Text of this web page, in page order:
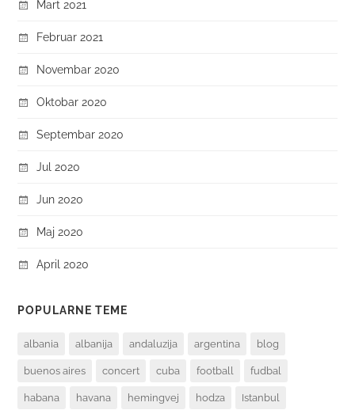
Mart 2021
Februar 2021
Novembar 2020
Oktobar 2020
Septembar 2020
Jul 2020
Jun 2020
Maj 2020
April 2020
POPULARNE TEME
albania albanija andaluzija argentina blog
buenos aires concert cuba football fudbal
habana havana hemingvej hodza Istanbul